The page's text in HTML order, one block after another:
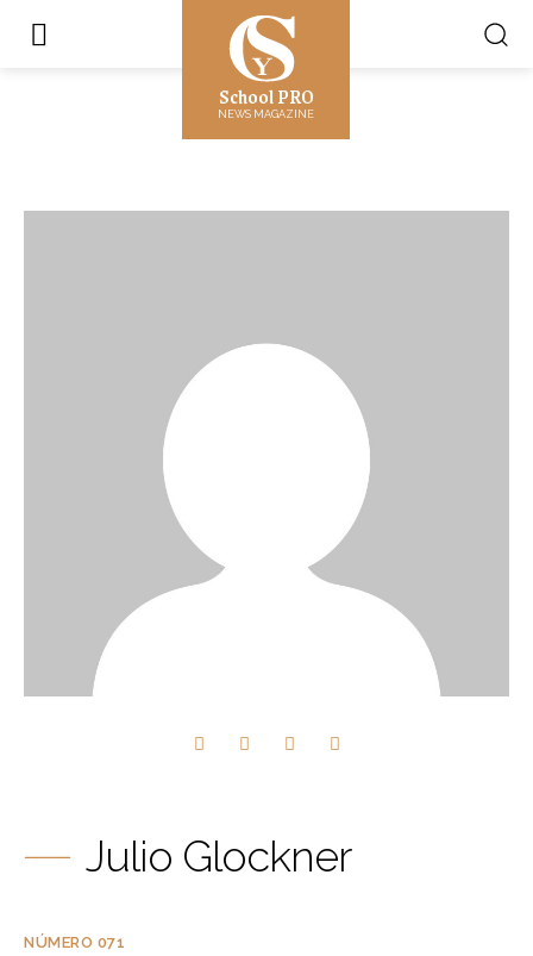
School PRO
NEWS MAGAZINE
Julio Glockner
NÚMERO 071